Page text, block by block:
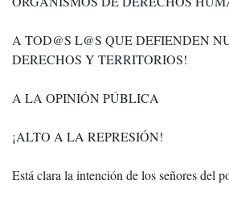
A TOD@S L@S QUE DEFIENDEN
DERECHOS Y TERRITORIOS!
A LA OPINIÓN PÚBLICA
¡ALTO A LA REPRESIÓN!
Está clara la intención de los señores del